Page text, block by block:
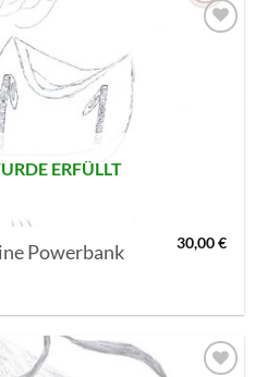
ERFÜLLT
Powerbank
30,00€